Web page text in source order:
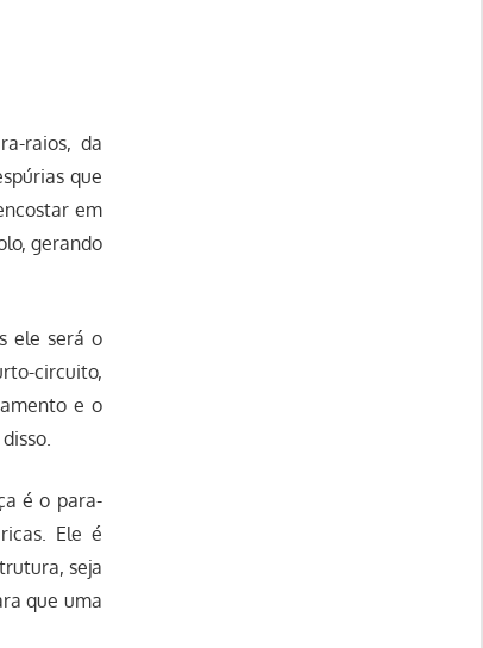
raios, da
que
em
gerando
ele será o
circuito,
e o
é o para-
Ele é
seja
que uma